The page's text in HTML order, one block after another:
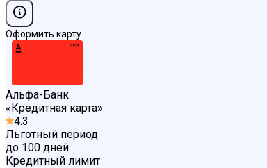
Оформить карту
Альфа-Банк
«Кредитная карта»
4.3
Льготный период
до 100 дней
Кредитный лимит